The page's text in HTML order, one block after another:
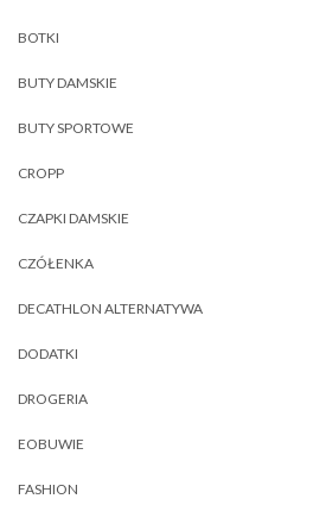
BOTKI
BUTY DAMSKIE
BUTY SPORTOWE
CROPP
CZAPKI DAMSKIE
CZÓŁENKA
DECATHLON ALTERNATYWA
DODATKI
DROGERIA
EOBUWIE
FASHION